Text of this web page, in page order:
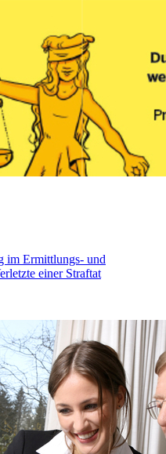
im Ermittlungs- und
einer Straftat